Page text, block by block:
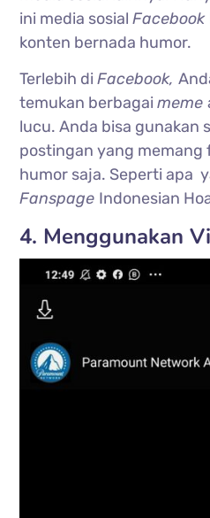
ini media sosialFacebook
konten bernada humor.
Terlebih diFacebook,
temukan berbagaimeme
lucu. Anda bisa gunakan
postingan yang memang
humor saja. Seperti apa
Fanspage Indonesian
4. Menggunakan